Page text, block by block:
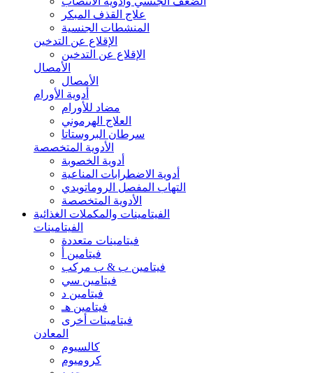
علاج القذف المبكر
المنشطات الجنسية
الإقلاع عن التدخين
الإقلاع عن التدخين
الأمصال
الأمصال
أدوية الأورام
مضاد للأورام
العلاج الهرموني
سرطان البروستاتا
الأدوية المتخصصة
أدوية الخصوبة
أدوية الاضطرابات المناعية
التهاب المفصل الروماتويدي
الأدوية المتخصصة
الفيتامينات والمكملات الغذائية
الفيتامينات
فيتامينات متعددة
فيتامين أ
فيتامين ب & ب مركب
فيتامين سي
فيتامين د
فيتامين هـ
فيتامينات أخرى
المعادن
كالسيوم
كروميوم